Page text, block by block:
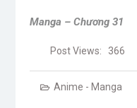
Manga – Chương 31
Post Views: 366
Anime - Manga